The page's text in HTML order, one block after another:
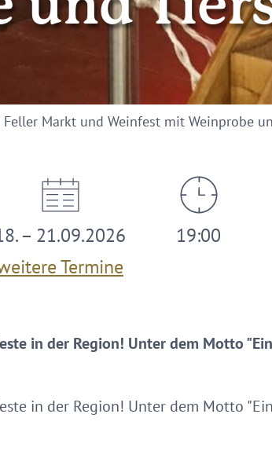
Feller Markt und Weinfest mit Weinprobe
– 21.09.2026
Termine
19:00
in der Region! Unter dem Motto
in der Region! Unter dem Motto